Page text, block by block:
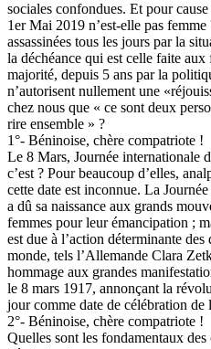
sociales confondues. Et pour
1er Mai 2019 n’est-elle pas
assassinées tous les jours par la
la déchéance qui est celle faite aux
majorité, depuis 5 ans par la
n’autorisent nullement une
chez nous que « ce sont deux
rire ensemble » ?
1°- Béninoise, chère compatriote !
Le 8 Mars, Journée internationale
c’est ? Pour beaucoup d’elles,
cette date est inconnue. La
a dû sa naissance aux grands
femmes pour leur émancipation ;
est due à l’action déterminante
monde, tels l’Allemande Clara
hommage aux grandes
le 8 mars 1917, annonçant la
jour comme date de célébration de
2°- Béninoise, chère compatriote !
Quelles sont les fondamentaux